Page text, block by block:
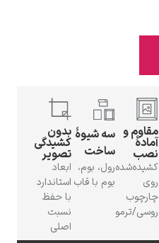
مقاوم و
آمادهٔ
نصب
کشیده‌شده
روی
چارچوب
روسی/ترمو
سه شیوهٔ
ساخت
رول، بوم،
بوم با قاب
بدون
کشیدگی
تصویر
ابعاد
استاندارد
با حفظ
نسبت
اصلی